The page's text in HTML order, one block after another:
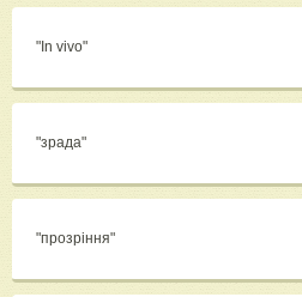
"In vivo"
"зрада"
"прозріння"